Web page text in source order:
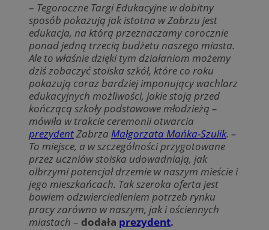
– Tegoroczne Targi Edukacyjne w dobitny
sposób pokazują jak istotna w Zabrzu jest
edukacja, na którą przeznaczamy corocznie
ponad jedną trzecią budżetu naszego miasta.
Ale to właśnie dzięki tym działaniom możemy
dziś zobaczyć stoiska szkół, które co roku
pokazują coraz bardziej imponujący wachlarz
edukacyjnych możliwości, jakie stoją przed
kończącą szkoły podstawowe młodzieżą –
mówiła w trakcie ceremonii otwarcia
prezydentZabrza Małgorzata Mańka-Szulik. –
To miejsce, a w szczególności przygotowane
przez uczniów stoiska udowadniają, jak
olbrzymi potencjał drzemie w naszym mieście i
jego mieszkańcach. Tak szeroka oferta jest
bowiem odzwierciedleniem potrzeb rynku
pracy zarówno w naszym, jak i ościennych
miastach – dodała prezydent.